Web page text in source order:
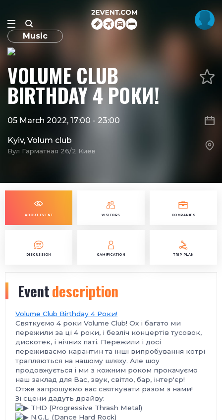
Music
VOLUME CLUB
BIRTHDAY 4 РОКИ!
05 March 2022, 17:00 - 23:00
Kyiv, Volum club
Вул Гарматная 26/2 Киев
ABOUT EVENT VISITORS COMPANIES
DISCUSSION GAMIFICATION TRIP PLAN
Eventdescription
Volume Club Birthday 4 Роки!
Святкуємо 4 роки Volume Club! Ох і багато ми
пережили за ці 4 роки, і безліч концертів тусовок,
дискотек, і нічних паті. Пережили і досі
переживаємо карантин та інші випробування котрі
трапляються на нашому шляху. Але шоу
продовжується і ми з кожним роком прокачуємо
наш заклад для Вас, звук, світло, бар, інтер'єр!
Отже запрошуємо вас святкувати разом з нами!
Зі сцени дадуть драйву:
THD (Progressive Thrash Metal)
N.G.L. (Dance Hard Rock)